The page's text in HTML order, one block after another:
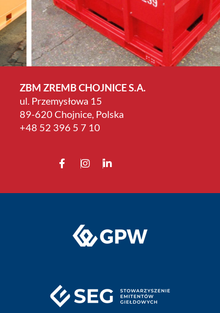
Mudskip – transport
szlamu morskiego
ZBM ZREMB CHOJNICE S.A.
ul. Przemysłowa 15
89-620 Chojnice, Polska
+4­8 52 396 5 7 10